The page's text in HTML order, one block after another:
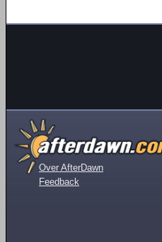
Over AfterDawn
Feedback